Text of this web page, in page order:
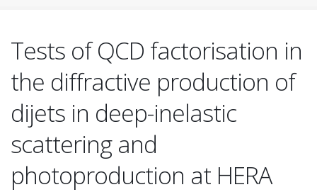
Tests of QCD factorisation in
the diffractive production of
dijets in deep-inelastic
scattering and
photoproduction at HERA